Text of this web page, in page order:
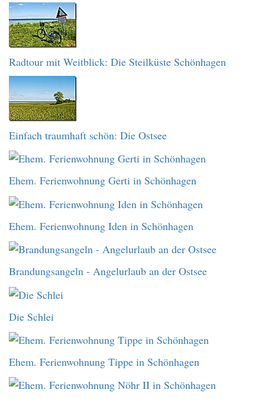
Radtour mit Weitblick: Die Steilküste Schönhagen
Einfach traumhaft schön: Die Ostsee
Ehem. Ferienwohnung Gerti in Schönhagen
Ehem. Ferienwohnung Iden in Schönhagen
Brandungsangeln - Angelurlaub an der Ostsee
Die Schlei
Ehem. Ferienwohnung Tippe in Schönhagen